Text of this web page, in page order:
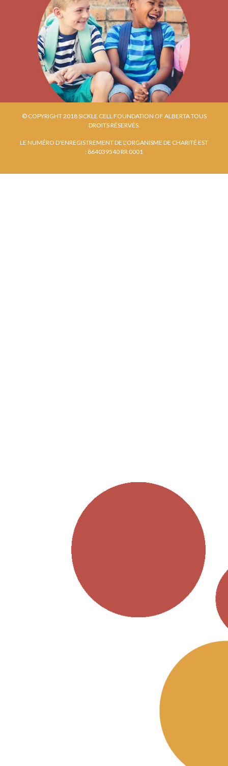
© COPYRIGHT 2018 SICKLE CELL FOUNDATION OF ALBERTA TOUS
DROITS RÉSERVÉS.
LE NUMÉRO D'ENREGISTREMENT DE L'ORGANISME DE CHARITÉ EST
: 864039540 RR 0001